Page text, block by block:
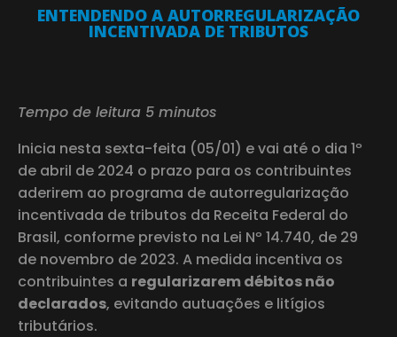
ENTENDENDO A AUTORREGULARIZAÇÃO
INCENTIVADA DE TRIBUTOS
Tempo de leitura 5 minutos
Inicia nesta sexta-feita (05/01) e vai até o dia 1º
de abril de 2024 o prazo para os contribuintes
aderirem ao programa de autorregularização
incentivada de tributos da Receita Federal do
Brasil, conforme previsto na Lei Nº 14.740, de 29
de novembro de 2023. A medida incentiva os
contribuintes a regularizarem débitos não
declarados, evitando autuações e litígios
tributários.